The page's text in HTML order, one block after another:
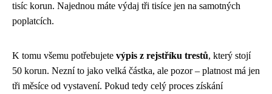
tisíc korun. Najednou máte výdaj tři tisíce jen na samotných
poplatcích.
K tomu všemu potřebujete výpis z rejstříku trestů, který stojí
50 korun. Nezní to jako velká částka, ale pozor – platnost má jen
tři měsíce od vystavení. Pokud tedy celý proces získání